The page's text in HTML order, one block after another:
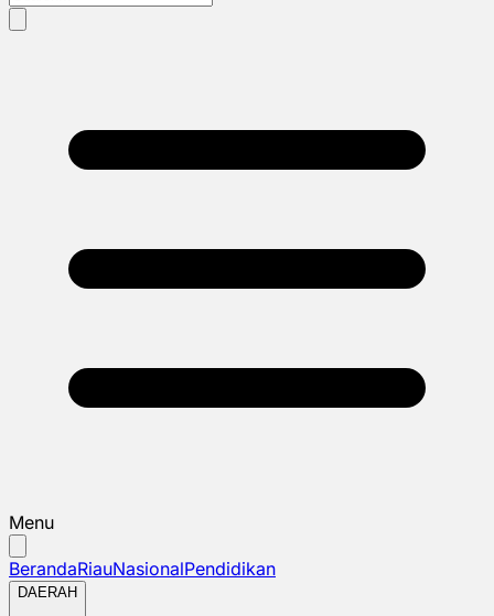
Menu
BerandaRiauNasionalPendidikan
DAERAH